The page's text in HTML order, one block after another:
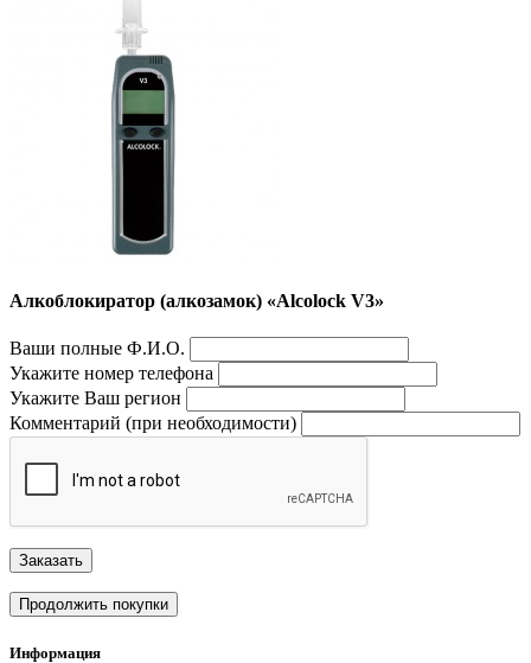
Алкоблокиратор (алкозамок) «Alcolock V3»
Ваши полные Ф.И.О.
Укажите номер телефона
Укажите Ваш регион
Комментарий (при необходимости)
Заказать
Продолжить покупки
Информация